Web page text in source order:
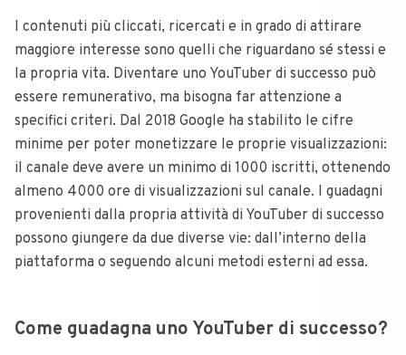
I contenuti più cliccati, ricercati e in grado di attirare
maggiore interesse sono quelli che riguardano sé stessi e
la propria vita. Diventare uno YouTuber di successo può
essere remunerativo, ma bisogna far attenzione a
specifici criteri. Dal 2018 Google ha stabilito le cifre
minime per poter monetizzare le proprie visualizzazioni:
il canale deve avere un minimo di 1000 iscritti, ottenendo
almeno 4000 ore di visualizzazioni sul canale. I guadagni
provenienti dalla propria attività di YouTuber di successo
possono giungere da due diverse vie: dall’interno della
piattaforma o seguendo alcuni metodi esterni ad essa.
Come guadagna uno YouTuber di successo?